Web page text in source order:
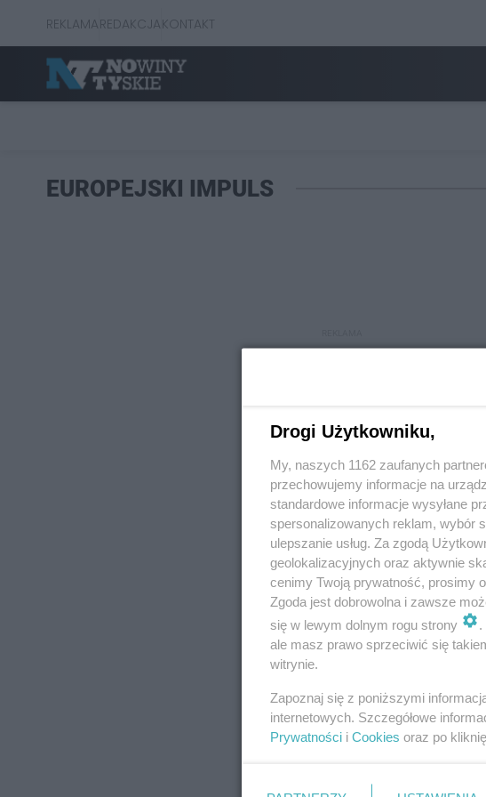
REKLAMAREDAKCJAKONTAKT
EUROPEJSKI IMPULS
REKLAMA
Drogi Użytkowniku,
My, naszych 1162 zaufanych
przechowujemy informacje na
standardowe informacje wysyłane
spersonalizowanych reklam, wybór
ulepszanie usług. Za zgodą
geolokalizacyjnych oraz aktywnie
cenimy Twoją prywatność, prosimy
Zgoda jest dobrowolna i zawsze
się w lewym dolnym rogu strony
.
ale masz prawo sprzeciwić się
witrynie.
Zapoznaj się z poniższymi
internetowych. Szczegółowe
Prywatności i Cookies oraz po